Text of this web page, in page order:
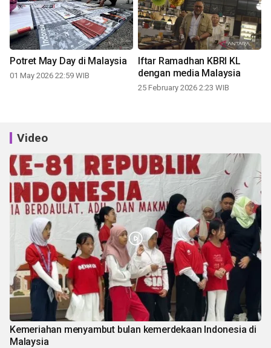
Potret May Day di Malaysia
01 May 2026 22:59 WIB
Iftar Ramadhan KBRI KL
dengan media Malaysia
25 February 2026 2:23 WIB
Video
Kemeriahan menyambut bulan kemerdekaan Indonesia di
Malaysia